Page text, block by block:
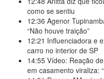
como se sentiu
12:36 Agenor
“Não houve traição”
12:21 Influenciadora e
carro no interior de SP
14:55 Vídeo: Reação
em casamento viraliza: